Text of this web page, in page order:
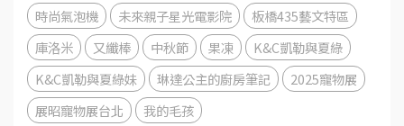
時尚氣泡機
未來親子星光電影院
板橋435藝文特區
庫洛米
又纖棒 中秋節 果凍
K&C凱勒與夏綠
K&C凱勒與夏綠妹
琳達公主的廚房筆記
2025寵物展
展昭寵物展台北
我的毛孩